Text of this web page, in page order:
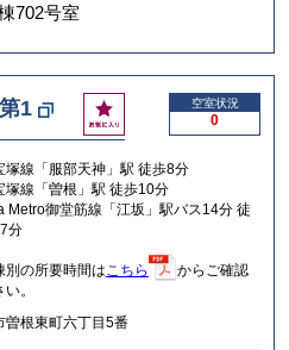
702号室
1
お
気
入
り
空室状況
0
塚線「服部天神」駅 徒歩8分
塚線「曽根」駅 徒歩10分
Metro御堂筋線「江坂」駅バス14分 徒
分
の所要時間はこちら
からご確認
。
曽根東町六丁目5番